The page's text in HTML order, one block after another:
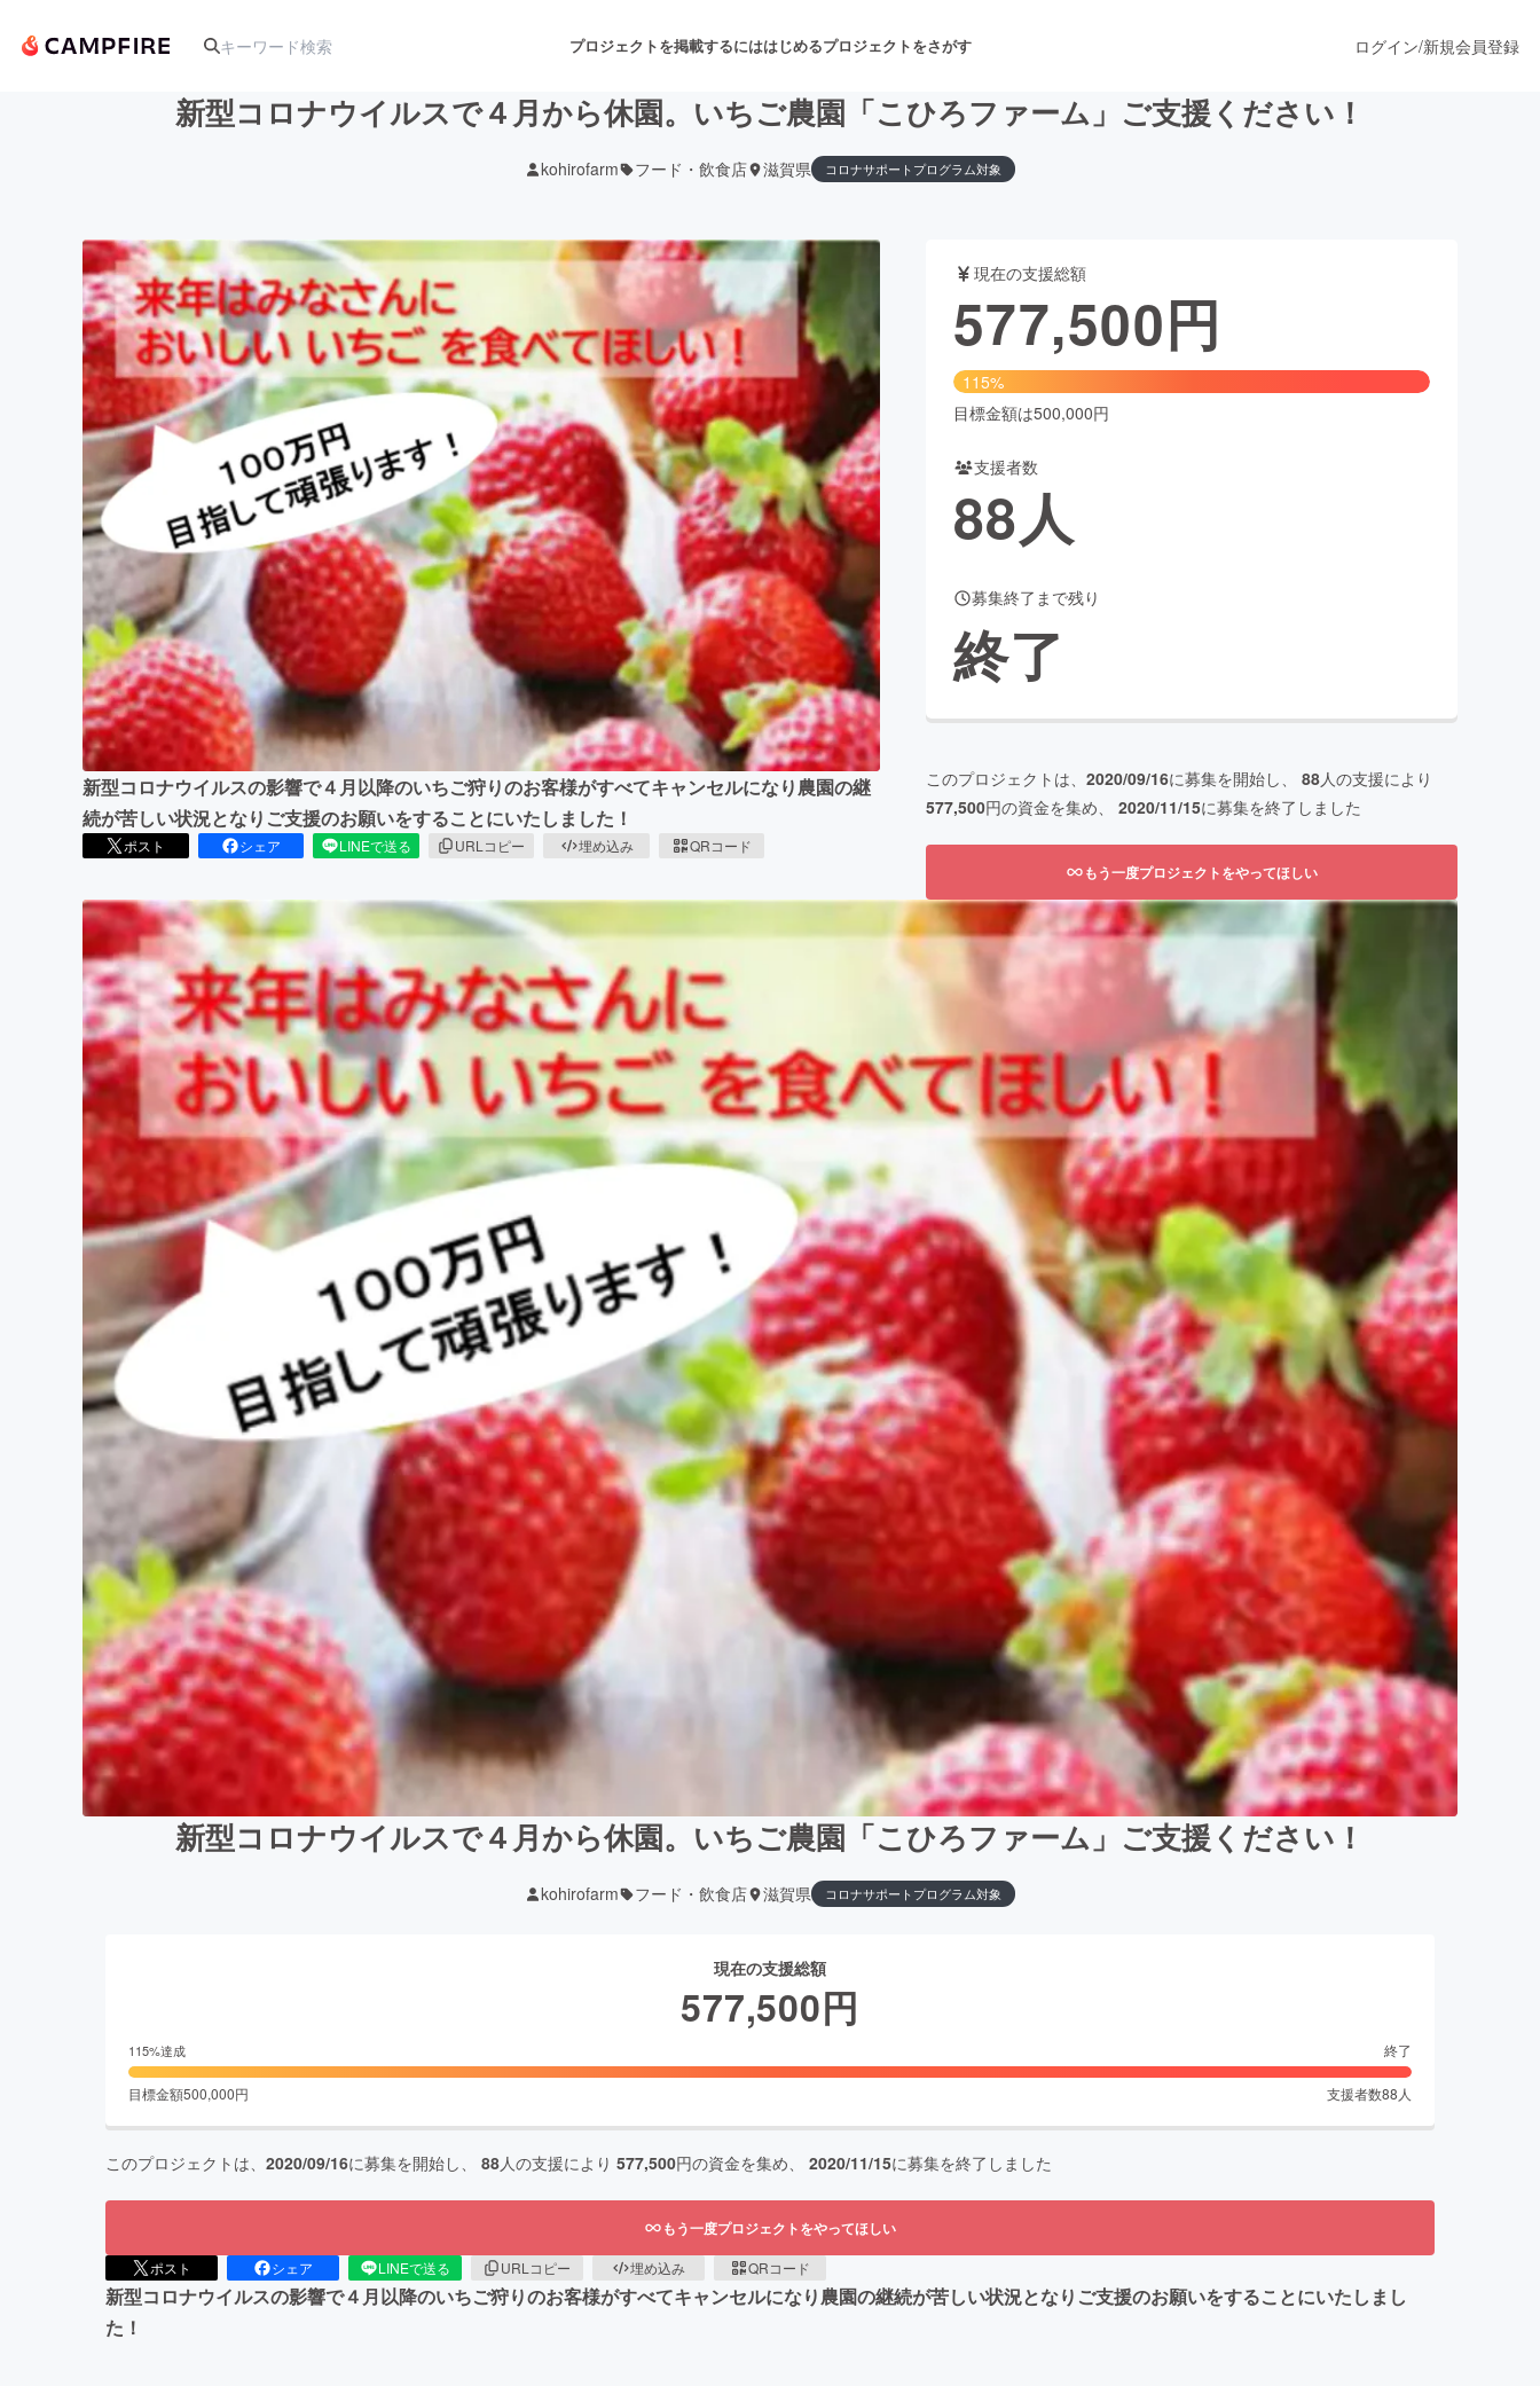
プロジェクトを掲載するにははじめるプロジェクトをさがす
アート・写真 音楽 舞台・パフォーマンス
テクノロジー・ガジェット ゲーム・サービス開発 フード・飲食店 ファッション
映像・映画 書籍・雑誌出版 アニメ・漫画
ビジネス・起業 チャレンジ ビューティー・ヘルスケア
まちづくり・地域活性化
CAMPFIRE for Social Good CAMPFIRE Creation
CAMPFIREふるさと納税machi-yaコミュニティ
ログイン/新規会員登録
新型コロナウイルスで４月から休園。いちご農園「こひろファーム」ご支援ください！
kohirofarm フード・飲食店 滋賀県 コロナサポートプログラム対象
新型コロナウイルスの影響で４月以降のいちご狩りのお客様がすべてキャンセルになり農園の継
続が苦しい状況となりご支援のお願いをすることにいたしました！
ポスト シェア LINEで送る URLコピー 埋め込み QRコード
現在の支援総額
577,500円
115%
目標金額は500,000円
支援者数
88人
募集終了まで残り
終了
このプロジェクトは、 2020/09/16に募集を開始し、 88人の支援により
577,500円の資金を集め、 2020/11/15に募集を終了しました
もう一度プロジェクトをやってほしい
新型コロナウイルスで４月から休園。いちご農園「こひろファーム」ご支援ください！
kohirofarm フード・飲食店 滋賀県 コロナサポートプログラム対象
現在の支援総額
577,500円
115%達成 終了
目標金額500,000円 支援者数88人
このプロジェクトは、 2020/09/16に募集を開始し、 88人の支援により 577,500円の資金を集め、 2020/11/15に募集を終了しました
もう一度プロジェクトをやってほしい
ポスト シェア LINEで送る URLコピー 埋め込み QRコード
新型コロナウイルスの影響で４月以降のいちご狩りのお客様がすべてキャンセルになり農園の継続が苦しい状況となりご支援のお願いをすることにいたしまし
た！